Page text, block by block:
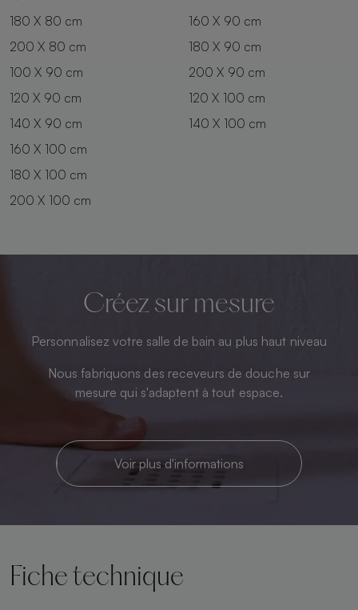
180 X 80 cm
200 X 80 cm
100 X 90 cm
120 X 90 cm
140 X 90 cm
160 X 90 cm
180 X 90 cm
200 X 90 cm
120 X 100 cm
140 X 100 cm
160 X 100 cm
180 X 100 cm
200 X 100 cm
Créez sur mesure
Personnalisez votre salle de bain au plus haut niveau
Nous fabriquons des receveurs de douche sur
mesure qui s'adaptent à tout espace.
Voir plus d'informations
Fiche technique